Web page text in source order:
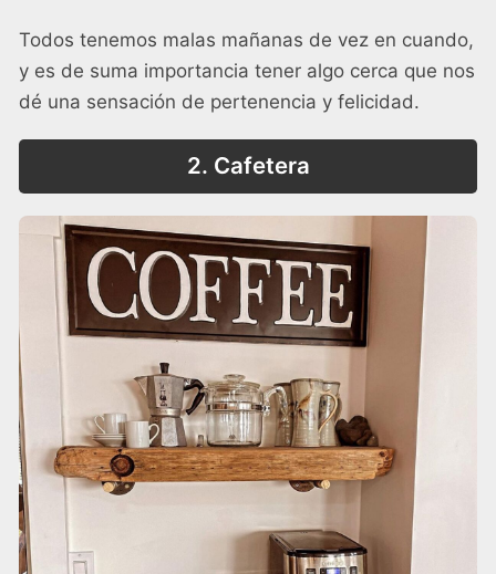
Todos tenemos malas mañanas de vez en cuando,
y es de suma importancia tener algo cerca que nos
dé una sensación de pertenencia y felicidad.
2. Cafetera